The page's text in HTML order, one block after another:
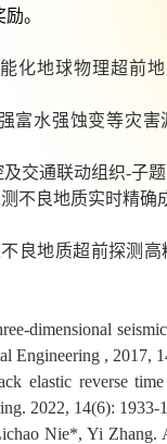
。
化地球物理超前
富水强蚀变等灾害
交通联动组织-子题
不良地质实时精确
良地质超前探测高
dimensional
Engineering , 2017,
elastic reverse
2022, 14(6): 1933-
Nie*, Yi Zhang.